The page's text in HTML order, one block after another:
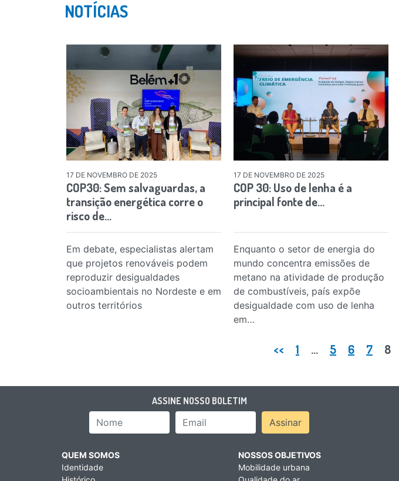
NOTÍCIAS
17 DE NOVEMBRO DE 2025
COP30: Sem salvaguardas, a
transição energética corre o
risco de…
Em debate, especialistas alertam
que projetos renováveis podem
reproduzir desigualdades
socioambientais no Nordeste e em
outros territórios
17 DE NOVEMBRO DE 2025
COP 30: Uso de lenha é a
principal fonte de…
Enquanto o setor de energia do
mundo concentra emissões de
metano na atividade de produção
de combustíveis, país expõe
desigualdade com uso de lenha
em…
<< 1 … 5 6 7 8
ASSINE NOSSO BOLETIM
Email AddressAssinar
QUEM SOMOS
Identidade
NOSSOS OBJETIVOS
Mobilidade urbana